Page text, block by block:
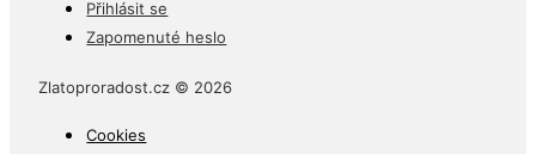
Přihlásit se
Zapomenuté heslo
Zlatoproradost.cz © 2026
Cookies